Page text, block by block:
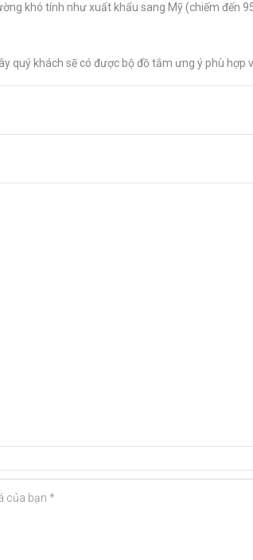
khó tính như xuất khẩu sang Mỹ (chiếm đến
khách sẽ có được bộ đồ tắm ưng ý phù hợp